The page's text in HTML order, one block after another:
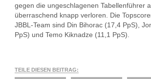
gegen die ungeschlagenen Tabellenführer
überraschend knapp verloren. Die
JBBL-Team sind Din Bihorac (17,4 PpS),
PpS) und Temo Kiknadze (11,1 PpS).
TEILE DIESEN BEITRAG: